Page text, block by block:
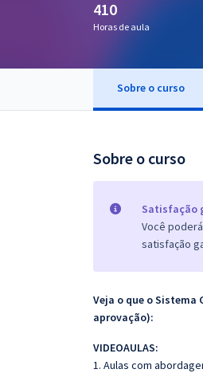
Questões grátis
410
Horas de aula
Sobre o curso
Sobre o curso
Satisfação
Você
satisfação
Veja o que o Sistema
aprovação):
VIDEOAULAS:
1. Aulas com